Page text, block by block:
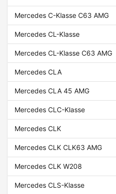
Mercedes C-Klasse C63 AMG
Mercedes CL-Klasse
Mercedes CL-Klasse C63 AMG
Mercedes CLA
Mercedes CLA 45 AMG
Mercedes CLC-Klasse
Mercedes CLK
Mercedes CLK CLK63 AMG
Mercedes CLK W208
Mercedes CLS-Klasse